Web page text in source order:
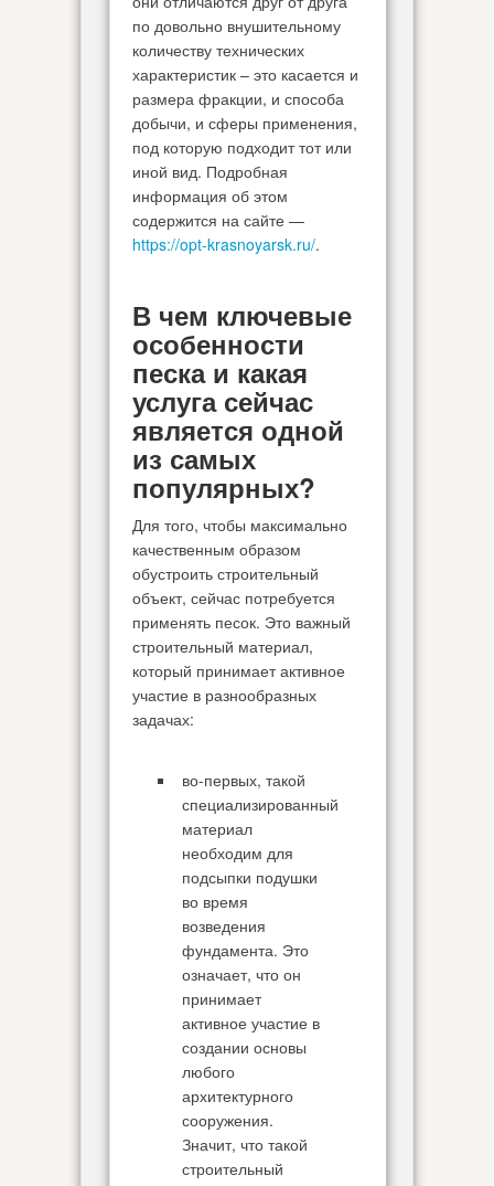
по довольно внушительному
количеству технических
характеристик – это касается и
размера фракции, и способа
добычи, и сферы применения,
под которую подходит тот или
иной вид. Подробная
информация об этом
содержится на сайте —
https://opt-krasnoyarsk.ru/.
В чем ключевые
особенности
песка и какая
услуга сейчас
является одной
из самых
популярных?
Для того, чтобы максимально
качественным образом
обустроить строительный
объект, сейчас потребуется
применять песок. Это важный
строительный материал,
который принимает активное
участие в разнообразных
задачах:
во-первых, такой
специализированный
материал
необходим для
подсыпки подушки
во время
возведения
фундамента. Это
означает, что он
принимает
активное участие в
создании основы
любого
архитектурного
сооружения.
Значит, что такой
строительный